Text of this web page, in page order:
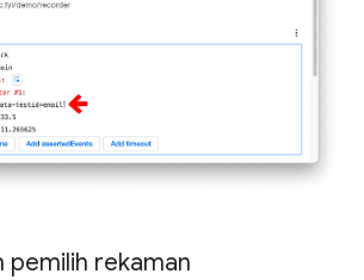
pemilih rekaman